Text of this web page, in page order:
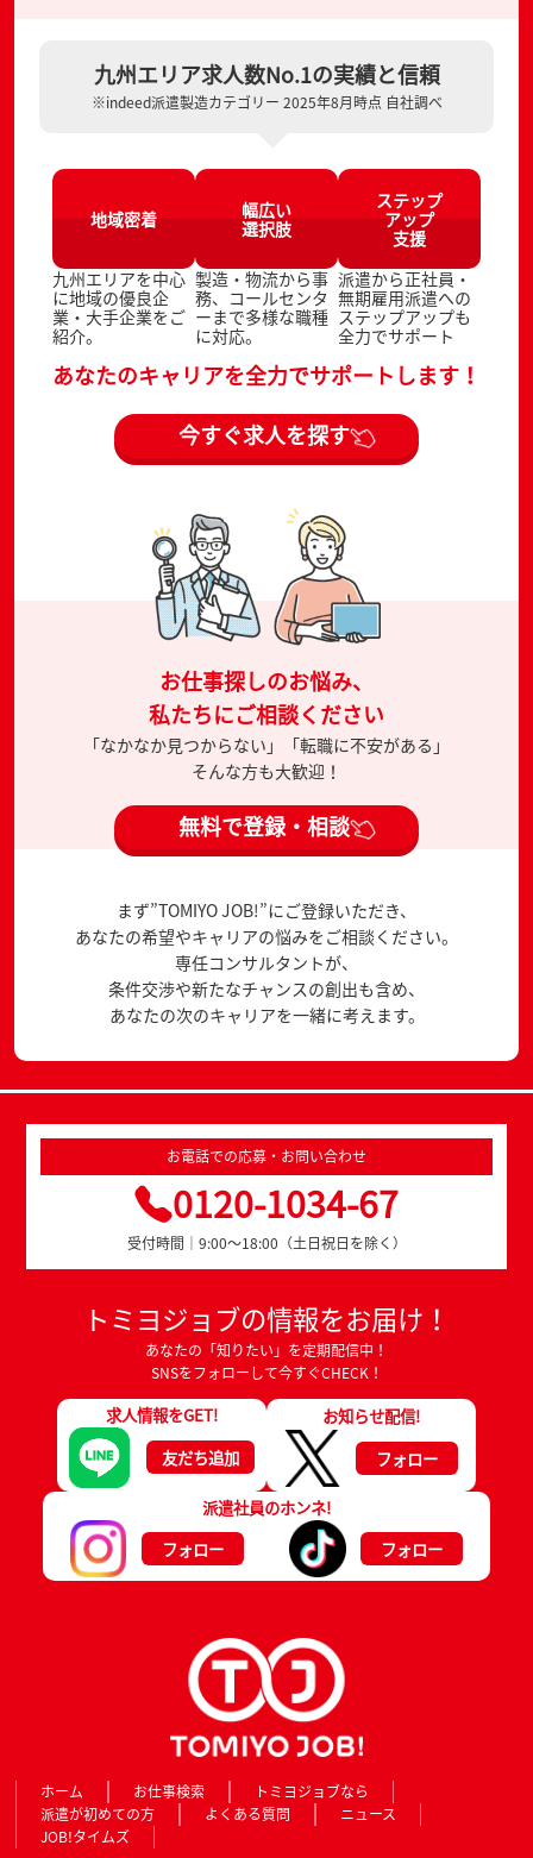
九州エリア求人数No.1の実績と信頼
※indeed派遣製造カテゴリー 2025年8月時点 自社調べ
地域密着
九州エリアを中心
に地域の優良企
業・大手企業をご
紹介。
幅広い
選択肢
製造・物流から事
務、コールセンタ
ーまで多様な職種
に対応。
ステップ
アップ
支援
派遣から正社員・
無期雇用派遣への
ステップアップも
全力でサポート
あなたのキャリアを全力でサポートします！
今すぐ求人を探す
お仕事探しのお悩み、
私たちにご相談ください
「なかなか見つからない」「転職に不安がある」
そんな方も大歓迎！
無料で登録・相談
まず”TOMIYO JOB!”にご登録いただき、
あなたの希望やキャリアの悩みをご相談ください。
専任コンサルタントが、
条件交渉や新たなチャンスの創出も含め、
あなたの次のキャリアを一緒に考えます。
お電話での応募・お問い合わせ
0120-1034-67
受付時間｜9:00～18:00（土日祝日を除く）
トミヨジョブの情報をお届け！
あなたの「知りたい」を定期配信中！
SNSをフォローして今すぐCHECK！
求人情報をGET!
友だち追加
お知らせ配信!
フォロー
派遣社員のホンネ!
フォロー
フォロー
ホーム お仕事検索
トミヨジョブなら
派遣が初めての方
よくある質問
ニュース
JOB!タイムズ